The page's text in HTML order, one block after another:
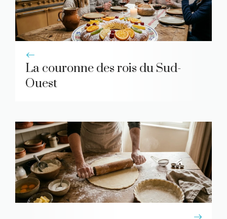
La couronne des rois du Sud-
Ouest